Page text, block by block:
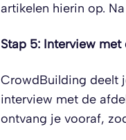
artikelen hierin op.
Stap 5: Interview met
CrowdBuilding deelt
interview met de
ontvang je vooraf,